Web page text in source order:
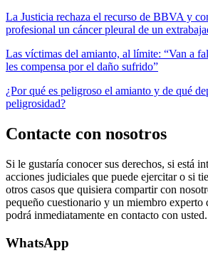
La Justicia rechaza el recurso de BBVA y
profesional un cáncer pleural de un
Las víctimas del amianto, al límite: “Van a
les compensa por el daño sufrido”
¿Por qué es peligroso el amianto y de qué
peligrosidad?
Contacte con nosotros
Si le gustaría conocer sus derechos, si está
acciones judiciales que puede ejercitar o si
otros casos que quisiera compartir con
pequeño cuestionario y un miembro
podrá inmediatamente en contacto con usted.
WhatsApp